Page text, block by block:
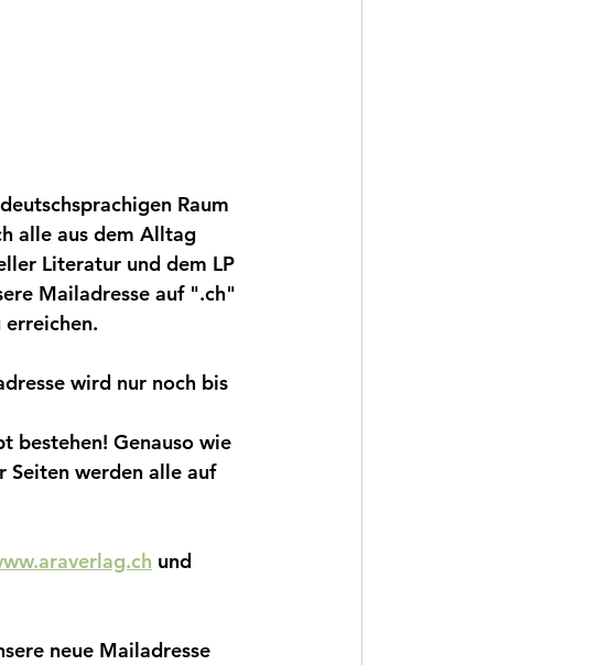
Raum
alle aus dem Alltag
Literatur und dem LP
Mailadresse auf ".ch"
erreichen.
wird nur noch bis
bestehen! Genauso wie
Seiten werden alle auf
und
neue Mailadresse